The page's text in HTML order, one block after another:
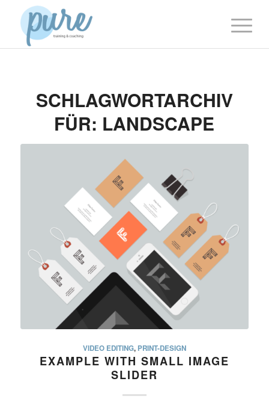
SCHLAGWORTARCHIV
FÜR: LANDSCAPE
VIDEO EDITING, PRINT-DESIGN
EXAMPLE WITH SMALL IMAGE
SLIDER